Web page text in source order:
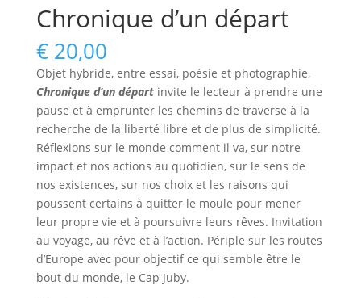
Chronique d’un départ
€20,00
Objet hybride, entre essai, poésie et photographie,
Chronique d’un départinvite le lecteur à prendre une
pause et à emprunter les chemins de traverse à la
recherche de la liberté libre et de plus de simplicité.
Réflexions sur le monde comment il va, sur notre
impact et nos actions au quotidien, sur le sens de
nos existences, sur nos choix et les raisons qui
poussent certains à quitter le moule pour mener
leur propre vie et à poursuivre leurs rêves. Invitation
au voyage, au rêve et à l’action. Périple sur les routes
d’Europe avec pour objectif ce qui semble être le
bout du monde, le Cap Juby.